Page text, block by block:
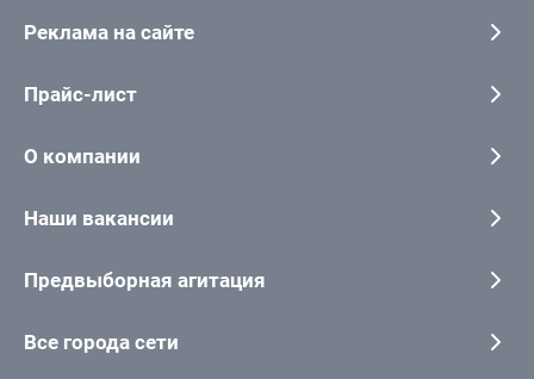
Реклама на сайте
Прайс-лист
О компании
Наши вакансии
Предвыборная агитация
Все города сети